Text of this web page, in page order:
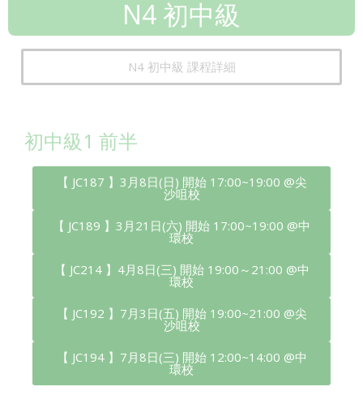
N4 初中級
N4 初中級 課程詳細
初中級1 前半
【 JC187 】3月8日(日) 開始 17:00~19:00 @尖
沙咀校
【 JC189 】3月21日(六) 開始 17:00~19:00 @中
環校
【 JC214 】4月8日(三) 開始 19:00～21:00 @中
環校
【 JC192 】7月3日(五) 開始 19:00~21:00 @尖
沙咀校
【 JC194 】7月8日(三) 開始 12:00~14:00 @中
環校